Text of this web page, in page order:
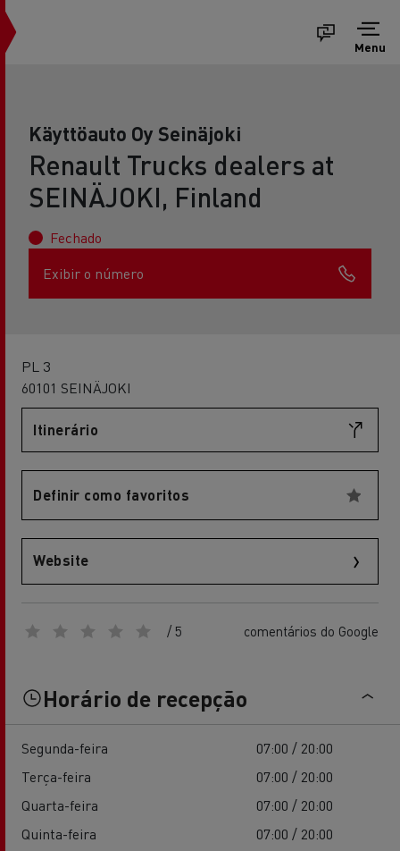
Menu
Käyttöauto Oy Seinäjoki
Renault Trucks dealers at
SEINÄJOKI, Finland
Fechado
Exibir o número
PL 3
60101 SEINÄJOKI
Itinerário
Definir como favoritos
Website
/ 5 comentários do Google
Horário de recepção
Segunda-feira
07:00 / 20:00
Terça-feira
07:00 / 20:00
Quarta-feira
07:00 / 20:00
Quinta-feira
07:00 / 20:00